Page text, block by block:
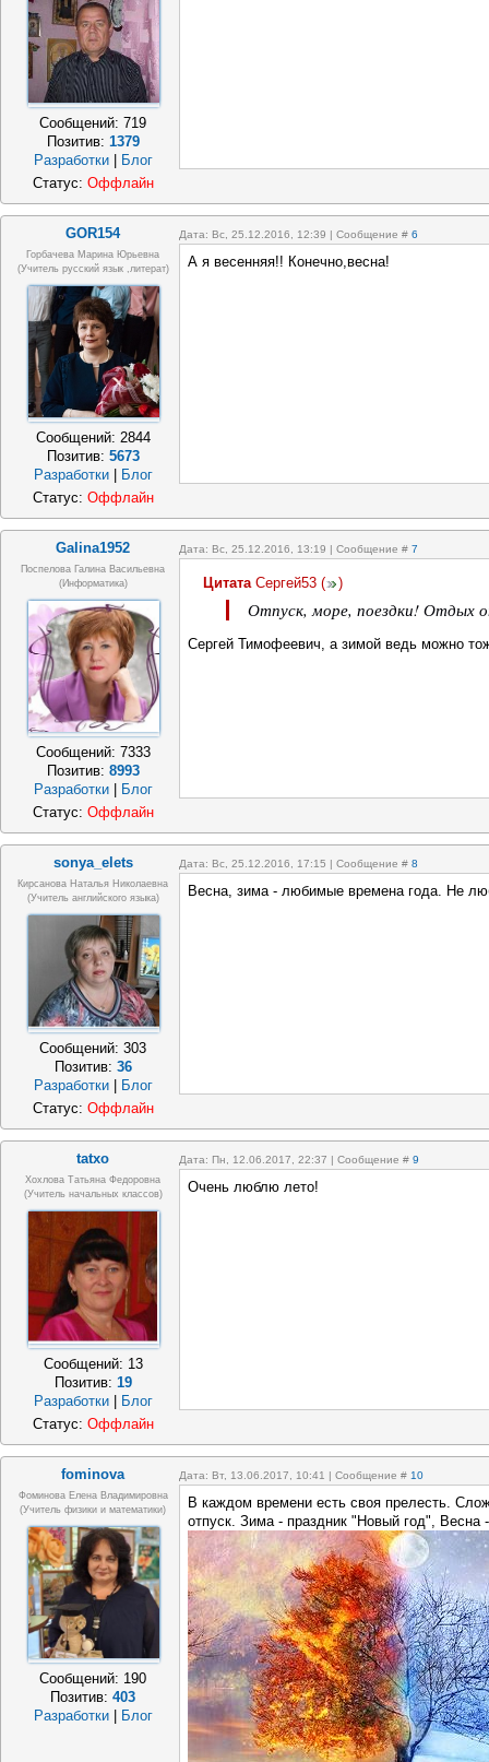
Сообщений:719
Позитив: 1379
Разработки
Блог
Статус: Оффлайн
GOR154 Дата: Вс, 25.12.2016, 12:39 | Сообщение # 6
Горбачева Марина Юрьевна
(учитель русский язык ,литерат)
Сообщений: 2844
Позитив: 5673
Разработки
Блог
А я весенняя!! Конечно,весна!
Статус: Оффлайн
Galina1952 Дата: Вс, 25.12.2016, 13:19 | Сообщение # 7
Поспелова Галина Васильевна
(информатика)
Сообщений: 7333
Позитив: 8993
Разработки
Блог
Цитата Сергей53 ( )
Отпуск, море, поездки! Отдых
Сергей Тимофеевич, а зимой ведь можно
Статус: Оффлайн
sonya_elets Дата: Вс, 25.12.2016, 17:15 | Сообщение # 8
Кирсанова Наталья Николаевна
(учитель английского языка)
Сообщений:303
Позитив: 36
Разработки
Блог
Весна, зима - любимые времена года. Не
Статус: Оффлайн
tatxo Дата: Пн, 12.06.2017, 22:37 | Сообщение # 9
Хохлова Татьяна Федоровна
(Учитель начальных классов)
Сообщений: 13
Позитив: 19
Разработки | Блог
Очень люблю лето!
Статус: Оффлайн
fominova Дата: Вт, 13.06.2017, 10:41 | Сообщение # 10
Фоминова Елена Владимировна
(учитель физики и математики)
Сообщений: 190
Позитив:403
Разработки
Блог
В каждом времени есть своя прелесть.
отпуск. Зима - праздник "Новый год", Весна